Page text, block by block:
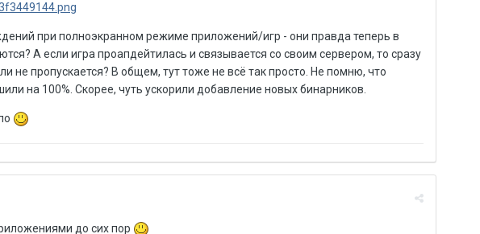
при полноэкранном режиме приложений/игр - они правда теперь в
А если игра проапдейтилась и связывается со своим сервером, то сразу
не пропускается? В общем, тут тоже не всё так просто. Не помню, что
на 100%. Скорее, чуть ускорили добавление новых бинарников.
до сих пор